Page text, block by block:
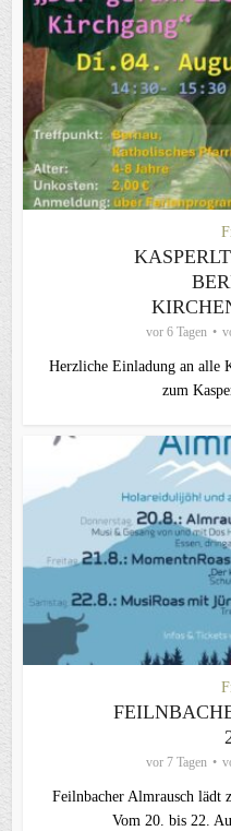
vor 6 Tagen
Herzliche Einladung an alle
zum
vor 7 Tagen
Feilnbacher Almrausch lädt
Vom 20. bis 22.